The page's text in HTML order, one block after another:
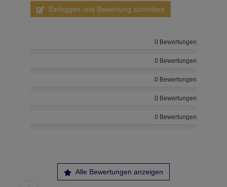
Einloggen und Bewertung schreiben
0 Bewertungen
0 Bewertungen
0 Bewertungen
0 Bewertungen
0 Bewertungen
Alle Bewertungen anzeigen